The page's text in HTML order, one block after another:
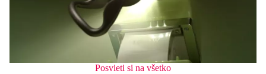
Posvieti si na všetko